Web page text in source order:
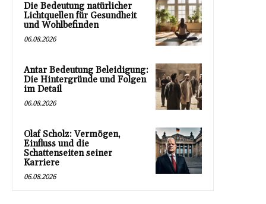
Die Bedeutung natürlicher
Lichtquellen für Gesundheit
und Wohlbefinden
06.08.2026
Antar Bedeutung Beleidigung:
Die Hintergründe und Folgen
im Detail
06.08.2026
Olaf Scholz: Vermögen,
Einfluss und die
Schattenseiten seiner
Karriere
06.08.2026